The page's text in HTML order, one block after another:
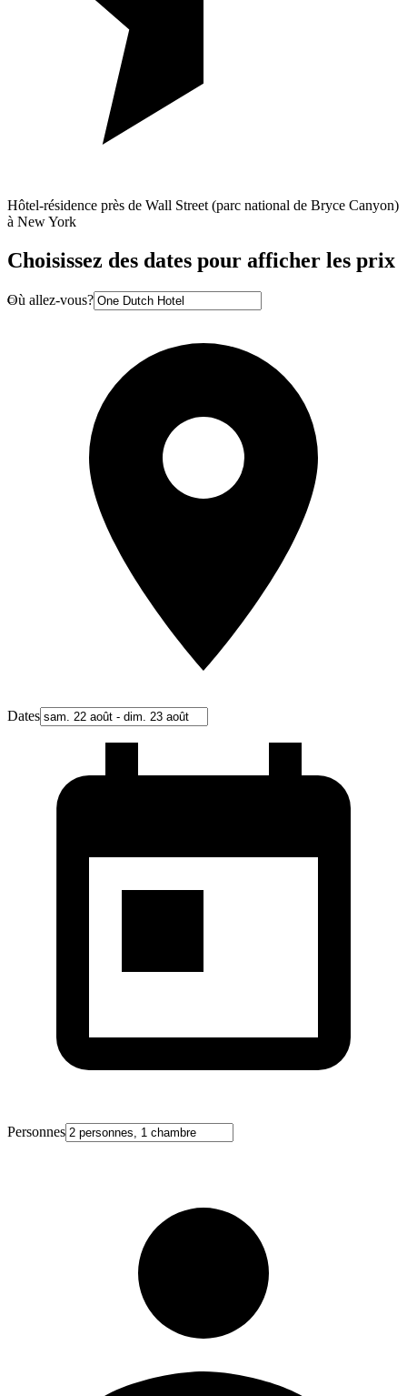
Hôtel-résidence près de Wall Street (parc national de Bryce Canyon)
à New York
Choisissez des dates pour afficher les prix
Où allez-vous?
Dates
Personnes